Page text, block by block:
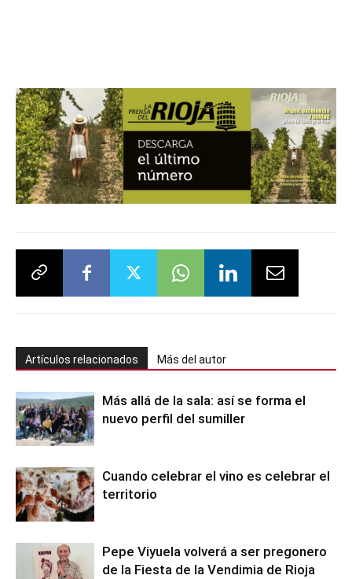
Artículos relacionados Más del autor
Más allá de la sala: así se forma el
nuevo perfil del sumiller
Cuando celebrar el vino es celebrar el
territorio
Pepe Viyuela volverá a ser pregonero
de la Fiesta de la Vendimia de Rioja